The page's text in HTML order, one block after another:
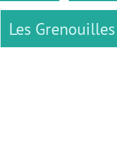
...